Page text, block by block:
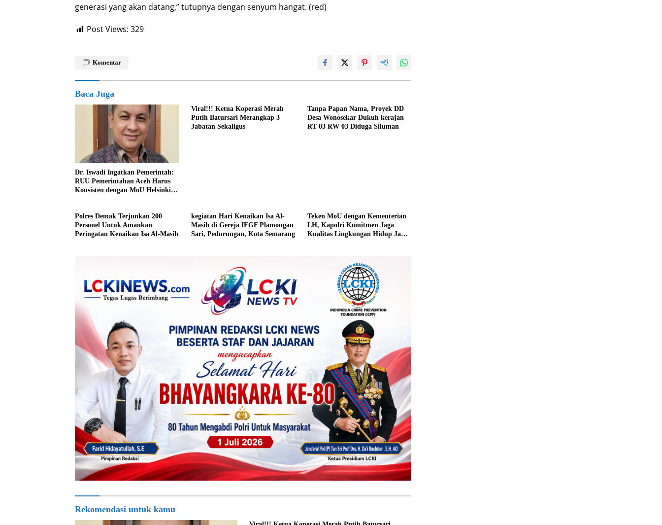
generasi yang akan datang,” tutupnya dengan senyum hangat. (red)
Post Views: 329
Komentar
Baca Juga
Dr. Iswadi Ingatkan Pemerintah:
RUU Pemerintahan Aceh Harus
Konsisten dengan MoU Helsinki
Viral!!! Ketua Koperasi Merah
Putih Batursari Merangkap 3
Jabatan Sekaligus
Tanpa Papan Nama, Proyek DD
Desa Wonosekar Dukuh kerajan
RT 03 RW 03 Diduga Siluman
Polres Demak Terjunkan 200
Personel Untuk Amankan
Peringatan Kenaikan Isa Al-Masih
kegiatan Hari Kenaikan Isa Al-
Masih di Gereja IFGF Plamongan
Sari, Pedurungan, Kota Semarang
Teken MoU dengan Kementerian
LH, Kapolri Komitmen Jaga
Kualitas Lingkungan Hidup Jadi
Rekomendasi untuk kamu